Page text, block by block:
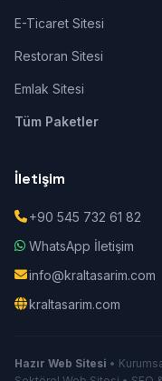
E-Ticaret Sitesi
Restoran Sitesi
Emlak Sitesi
Tüm Paketler
İletişim
+90 545 732 61 82
WhatsApp İletişim
info@kraltasarim.com
kraltasarim.com
Hazır Web Sitesi •